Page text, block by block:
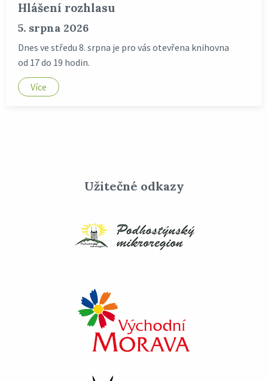
Hlášení rozhlasu
5. srpna 2026
Dnes ve středu 8. srpna je pro vás otevřena knihovna
od 17 do 19 hodin.
Více
Užitečné odkazy